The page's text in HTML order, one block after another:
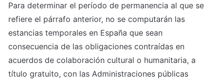
Para determinar el período de permanencia al que se
refiere el párrafo anterior, no se computarán las
estancias temporales en España que sean
consecuencia de las obligaciones contraídas en
acuerdos de colaboración cultural o humanitaria, a
título gratuito, con las Administraciones públicas